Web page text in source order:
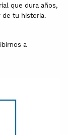
que dura años,
de tu historia.
a